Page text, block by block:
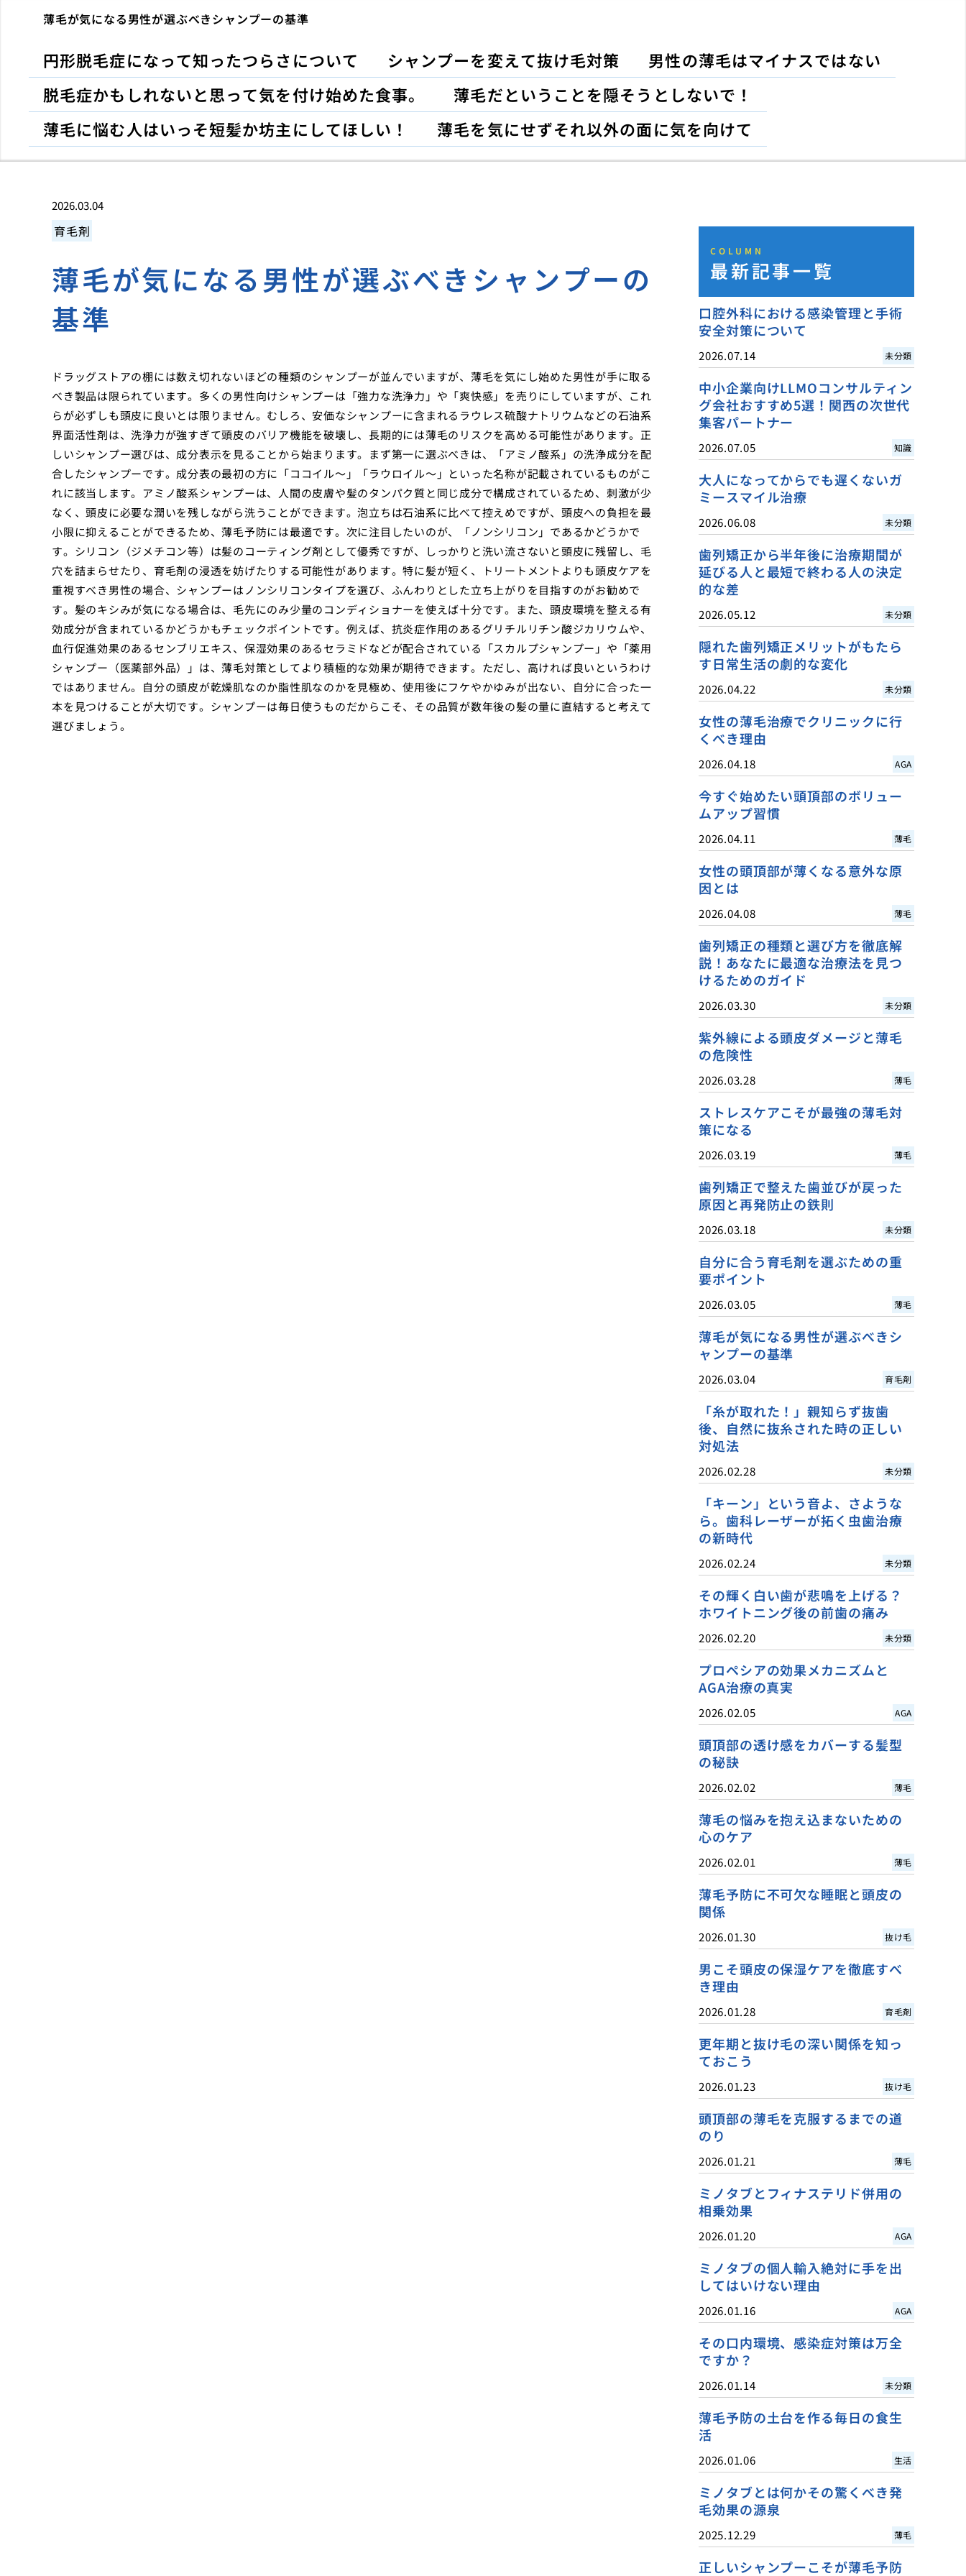
薄毛が気になる男性が選ぶべきシャンプーの基準
円形脱毛症になって知ったつらさについて シャンプーを変えて抜け毛対策
男性の薄毛はマイナスではない
脱毛症かもしれないと思って気を付け始めた食事。
薄毛だということを隠そうとしないで！
薄毛に悩む人はいっそ短髪か坊主にしてほしい！
薄毛を気にせずそれ以外の面に気を向けて
2026.03.04
育毛剤
薄毛が気になる男性が選ぶべきシャンプーの
基準
ドラッグストアの棚には数え切れないほどの種類のシャンプーが並んでいますが、薄毛を気にし始めた男性が手に取る
べき製品は限られています。多くの男性向けシャンプーは「強力な洗浄力」や「爽快感」を売りにしていますが、これ
らが必ずしも頭皮に良いとは限りません。むしろ、安価なシャンプーに含まれるラウレス硫酸ナトリウムなどの石油系
界面活性剤は、洗浄力が強すぎて頭皮のバリア機能を破壊し、長期的には薄毛のリスクを高める可能性があります。正
しいシャンプー選びは、成分表示を見ることから始まります。まず第一に選ぶべきは、「アミノ酸系」の洗浄成分を配
合したシャンプーです。成分表の最初の方に「ココイル〜」「ラウロイル〜」といった名称が記載されているものがこ
れに該当します。アミノ酸系シャンプーは、人間の皮膚や髪のタンパク質と同じ成分で構成されているため、刺激が少
なく、頭皮に必要な潤いを残しながら洗うことができます。泡立ちは石油系に比べて控えめですが、頭皮への負担を最
小限に抑えることができるため、薄毛予防には最適です。次に注目したいのが、「ノンシリコン」であるかどうかで
す。シリコン（ジメチコン等）は髪のコーティング剤として優秀ですが、しっかりと洗い流さないと頭皮に残留し、毛
穴を詰まらせたり、育毛剤の浸透を妨げたりする可能性があります。特に髪が短く、トリートメントよりも頭皮ケアを
重視すべき男性の場合、シャンプーはノンシリコンタイプを選び、ふんわりとした立ち上がりを目指すのがお勧めで
す。髪のキシみが気になる場合は、毛先にのみ少量のコンディショナーを使えば十分です。また、頭皮環境を整える有
効成分が含まれているかどうかもチェックポイントです。例えば、抗炎症作用のあるグリチルリチン酸ジカリウムや、
血行促進効果のあるセンブリエキス、保湿効果のあるセラミドなどが配合されている「スカルプシャンプー」や「薬用
シャンプー（医薬部外品）」は、薄毛対策としてより積極的な効果が期待できます。ただし、高ければ良いというわけ
ではありません。自分の頭皮が乾燥肌なのか脂性肌なのかを見極め、使用後にフケやかゆみが出ない、自分に合った一
本を見つけることが大切です。シャンプーは毎日使うものだからこそ、その品質が数年後の髪の量に直結すると考えて
選びましょう。
COLUMN
最新記事一覧
口腔外科における感染管理と手術
安全対策について
2026.07.14 未分類
中小企業向けLLMOコンサルティン
グ会社おすすめ5選！関西の次世代
集客パートナー
2026.07.05 知識
大人になってからでも遅くないガ
ミースマイル治療
2026.06.08 未分類
歯列矯正から半年後に治療期間が
延びる人と最短で終わる人の決定
的な差
2026.05.12 未分類
隠れた歯列矯正メリットがもたら
す日常生活の劇的な変化
2026.04.22 未分類
女性の薄毛治療でクリニックに行
くべき理由
2026.04.18 AGA
今すぐ始めたい頭頂部のボリュー
ムアップ習慣
2026.04.11 薄毛
女性の頭頂部が薄くなる意外な原
因とは
2026.04.08 薄毛
歯列矯正の種類と選び方を徹底解
説！あなたに最適な治療法を見つ
けるためのガイド
2026.03.30 未分類
紫外線による頭皮ダメージと薄毛
の危険性
2026.03.28 薄毛
ストレスケアこそが最強の薄毛対
策になる
2026.03.19 薄毛
歯列矯正で整えた歯並びが戻った
原因と再発防止の鉄則
2026.03.18 未分類
自分に合う育毛剤を選ぶための重
要ポイント
2026.03.05 薄毛
薄毛が気になる男性が選ぶべきシ
ャンプーの基準
2026.03.04 育毛剤
「糸が取れた！」親知らず抜歯
後、自然に抜糸された時の正しい
対処法
2026.02.28 未分類
「キーン」という音よ、さような
ら。歯科レーザーが拓く虫歯治療
の新時代
2026.02.24 未分類
その輝く白い歯が悲鳴を上げる？
ホワイトニング後の前歯の痛み
2026.02.20 未分類
プロペシアの効果メカニズムと
AGA治療の真実
2026.02.05 AGA
頭頂部の透け感をカバーする髪型
の秘訣
2026.02.02 薄毛
薄毛の悩みを抱え込まないための
心のケア
2026.02.01 薄毛
薄毛予防に不可欠な睡眠と頭皮の
関係
2026.01.30 抜け毛
男こそ頭皮の保湿ケアを徹底すべ
き理由
2026.01.28 育毛剤
更年期と抜け毛の深い関係を知っ
ておこう
2026.01.23 抜け毛
頭頂部の薄毛を克服するまでの道
のり
2026.01.21 薄毛
ミノタブとフィナステリド併用の
相乗効果
2026.01.20 AGA
ミノタブの個人輸入絶対に手を出
してはいけない理由
2026.01.16 AGA
その口内環境、感染症対策は万全
ですか？
2026.01.14 未分類
薄毛予防の土台を作る毎日の食生
活
2026.01.06 生活
ミノタブとは何かその驚くべき発
毛効果の源泉
2025.12.29 薄毛
正しいシャンプーこそが薄毛予防